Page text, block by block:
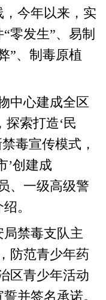
今年以来，实
零发生”、易制
”、制毒原植
心建成全区
探索打造‘民
毒宣传模式，
’创建成
、一级高级警
。
禁毒支队主
防范青少年药
区青少年活动
并签名承诺。